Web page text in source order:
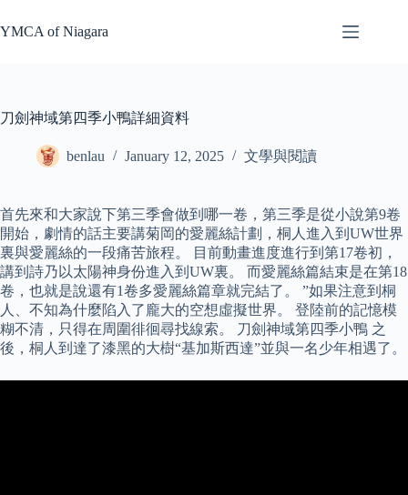
to
content
YMCA of Niagara
刀劍神域第四季小鴨詳細資料
benlau January 12, 2025 文學與閱讀
首先來和大家說下第三季會做到哪一卷，第三季是從小說第9卷
開始，劇情的話主要講菊岡的愛麗絲計劃，桐人進入到UW世界
裏與愛麗絲的一段痛苦旅程。 目前動畫進度進行到第17卷初，
講到詩乃以太陽神身份進入到UW裏。 而愛麗絲篇結束是在第18
卷，也就是說還有1卷多愛麗絲篇章就完結了。 ”如果注意到桐
人、不知為什麼陷入了龐大的空想虛擬世界。 登陸前的記憶模
糊不清，只得在周圍徘徊尋找線索。 刀劍神域第四季小鴨 之
後，桐人到達了漆黑的大樹“基加斯西達”並與一名少年相遇了。